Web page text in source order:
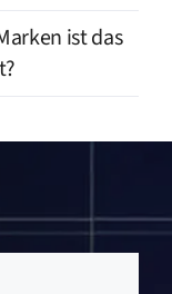
ist das